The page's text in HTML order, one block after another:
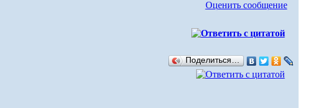
Оценить сообщение
Поделиться…